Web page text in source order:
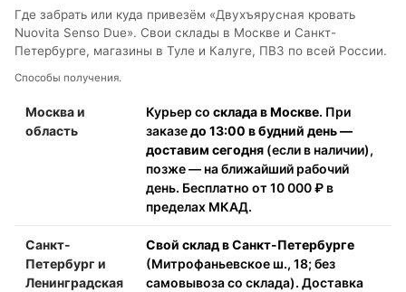
Где забрать или куда привезём «Двухъярусная кровать
Nuovita Senso Due». Свои склады в Москве и Санкт-
Петербурге, магазины в Туле и Калуге, ПВЗ по всей России.
Способы получения.
Москва и
область
Курьер со склада в Москве. При
заказедо 13:00 в будний день —
доставим сегодня (если в наличии),
позже — на ближайший рабочий
день. Бесплатно от 10 000 ₽ в
пределах МКАД.
Санкт-
Петербург и
Ленинградская
Свой склад в Санкт-Петербурге
(Митрофаньевское ш., 18; без
самовывоза со склада). Доставка